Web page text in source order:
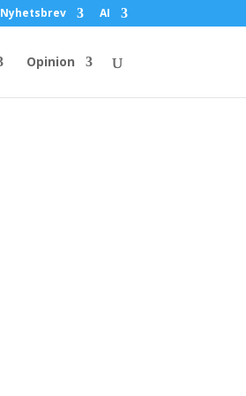
Nyhetsbrev AI
Opinion